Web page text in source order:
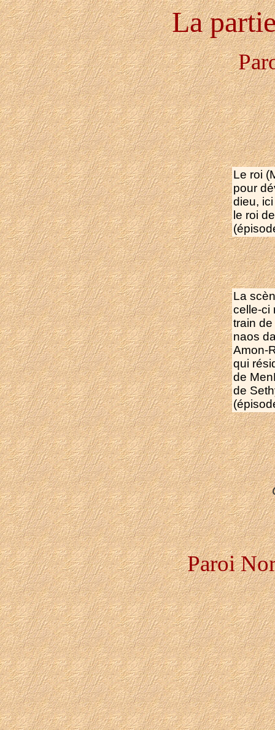
La
Le roi
pour
dieu,
le roi
La
celle-ci
train
naos
Amon-
qui
de
de
Paroi